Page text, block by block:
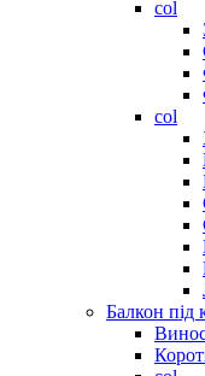
col
col
Балкон під